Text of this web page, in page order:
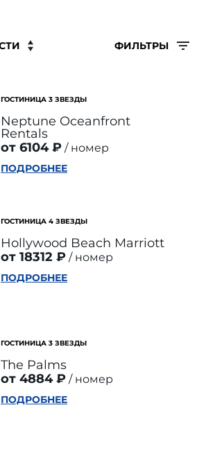
ФИЛЬТРЫ
ГОСТИНИЦА 3 ЗВЕЗДЫ
Neptune Oceanfront
Rentals
от 6104 ₽
номер
ПОДРОБНЕЕ
ГОСТИНИЦА 4 ЗВЕЗДЫ
Hollywood Beach Marriott
от 18312 ₽
номер
ПОДРОБНЕЕ
ГОСТИНИЦА 3 ЗВЕЗДЫ
The Palms
от 4884 ₽
номер
ПОДРОБНЕЕ